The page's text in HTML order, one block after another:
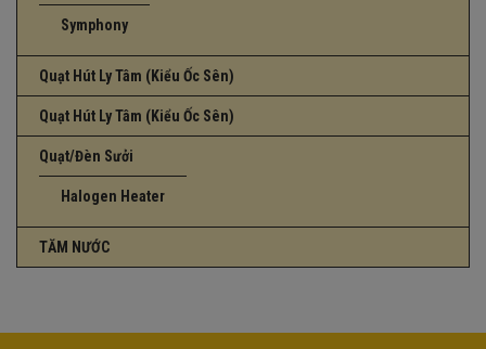
Symphony
Quạt Hút Ly Tâm (Kiểu Ốc Sên)
Quạt Hút Ly Tâm (Kiểu Ốc Sên)
Quạt/Đèn Sưởi
Halogen Heater
TĂM NƯỚC